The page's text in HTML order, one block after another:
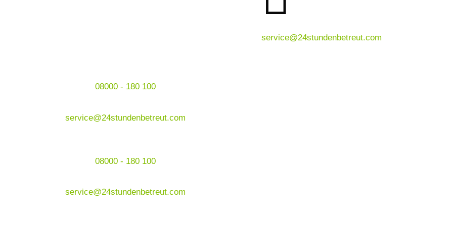
service@24stundenbetreut.com
08000 - 180 100
service@24stundenbetreut.com
08000 - 180 100
service@24stundenbetreut.com